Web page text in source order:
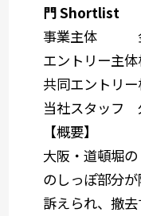
門 Shortlist
事業主体
エントリー主体
共同エントリー
当社スタッフ
【概要】
大阪・道頓堀
のしっぽ部分
訴えられ、撤